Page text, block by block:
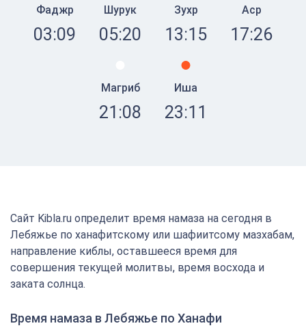
Фаджр
03:09
Шурук
05:20
Зухр
13:15
Аср
17:26
Магриб
21:08
Иша
23:11
Сайт Kibla.ru определит время намаза на сегодня в
Лебяжье по ханафитскому или шафиитсому мазхабам,
направление киблы, оставшееся время для
совершения текущей молитвы, время восхода и
заката солнца.
Время намаза в Лебяжье по Ханафи